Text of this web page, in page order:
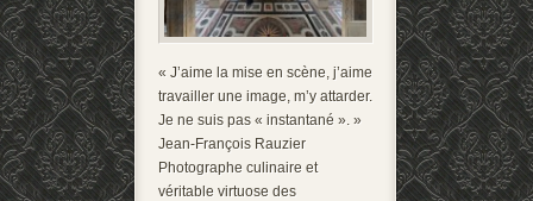
« J’aime la mise en scène, j’aime
travailler une image, m’y attarder.
Je ne suis pas « instantané ». »
Jean-François Rauzier
Photographe culinaire et
véritable virtuose des